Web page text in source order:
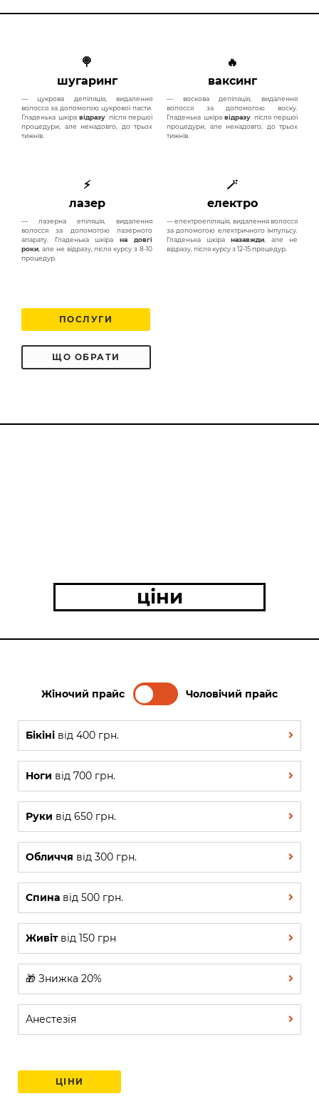
🍭
шугаринг
— цукрова депіляція, видалення
волосся за допомогою цукрової пасти.
Гладенька шкіра відразу після першої
процедури, але ненадовго, до трьох
тижнів.
🔥
ваксинг
— воскова депіляція, видалення
волосся за допомогою воску.
Гладенька шкіра відразу після першої
процедури, але ненадовго, до трьох
тижнів.
⚡
лазер
— лазерна епіляція, видалення
волосся за допомогою лазерного
апарату. Гладенька шкіра на довгі
роки , але не відразу, після курсу з 8-10
процедур.
🪄
електро
— електроепіляція, видалення волосся
за допомогою електричного імпульсу.
Гладенька шкіра назавжди , але не
відразу, після курсу з 12-15 процедур.
ПОСЛУГИ
ЩО ОБРАТИ
ціни
Жіночий прайс Чоловічий прайс
Бікіні від 400 грн.
Ноги від 700 грн.
Руки від 650 грн.
Обличчя від 300 грн.
Спина від 500 грн.
Живітвід 150 грн
🎁 Знижка 20%
Анестезія
ЦІНИ